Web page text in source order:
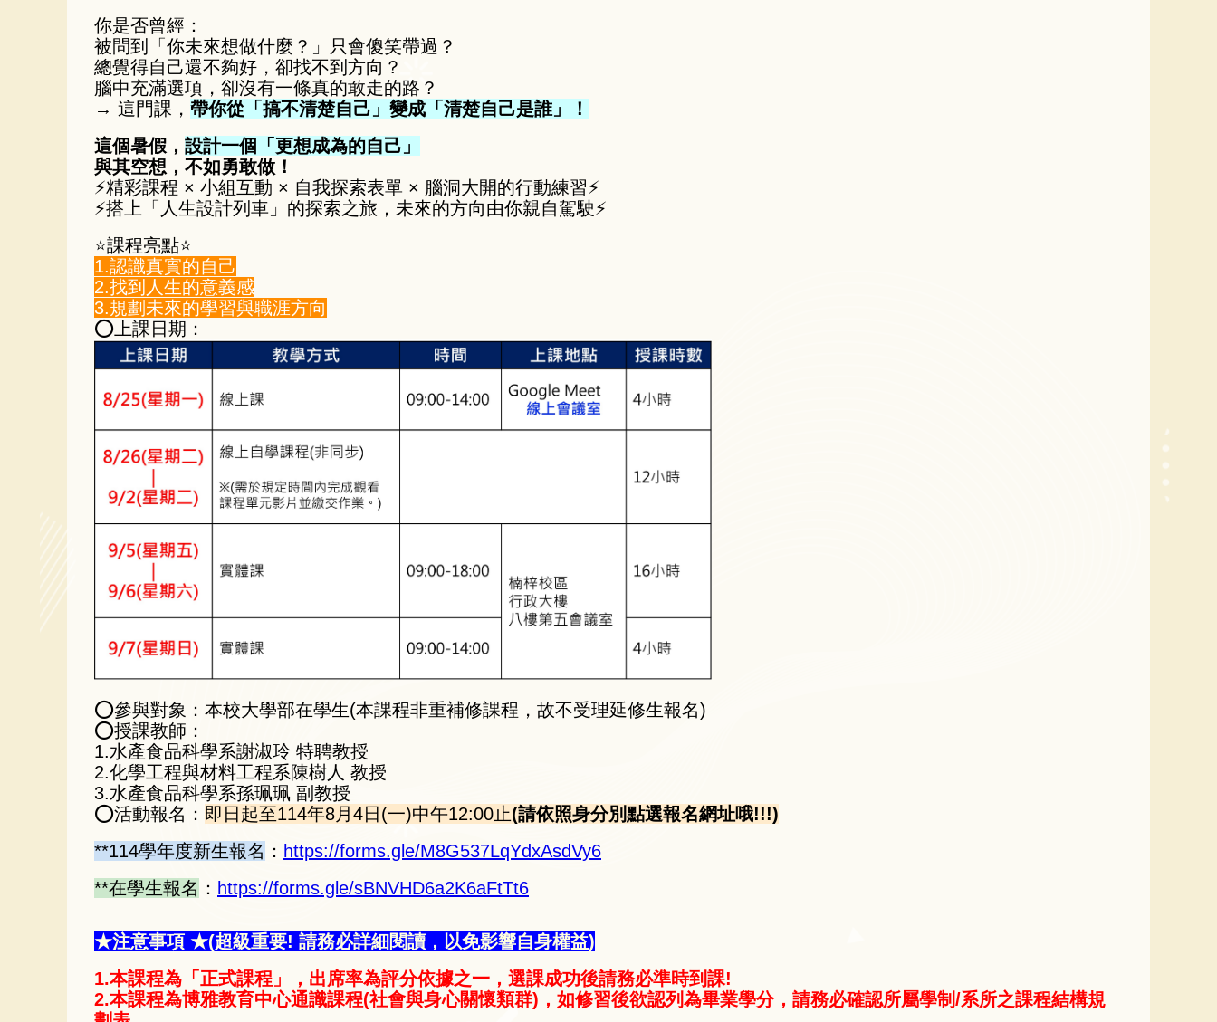
你是否曾經：
被問到「你未來想做什麼？」只會傻笑帶過？
總覺得自己還不夠好，卻找不到方向？
腦中充滿選項，卻沒有一條真的敢走的路？
→ 這門課， 帶你從「搞不清楚自己」變成「清楚自己是誰」！
這個暑假， 設計一個「更想成為的自己」
與其空想，不如勇敢做！
⚡精彩課程 × 小組互動 × 自我探索表單 × 腦洞大開的行動練習⚡
⚡搭上「人生設計列車」的探索之旅，未來的方向由你親自駕駛⚡
⭐課程亮點⭐
1.認識真實的自己
2.找到人生的意義感
3.規劃未來的學習與職涯方向
⭕上課日期：
⭕參與對象：本校大學部在學生(本課程非重補修課程，故不受理延修生報名)
⭕授課教師：
1.水產食品科學系謝淑玲 特聘教授
2.化學工程與材料工程系陳樹人 教授
3.水產食品科學系孫珮珮 副教授
⭕活動報名： 即日起至114年8月4日(一)中午12:00止(請依照身分別點選報名網址哦!!!)
**114學年度新生報名 ： https://forms.gle/M8G537LqYdxAsdVy6
**在學生報名 ： https://forms.gle/sBNVHD6a2K6aFtTt6
★注意事項 ★(超級重要! 請務必詳細閱讀，以免影響自身權益)
1.本課程為「正式課程」，出席率為評分依據之一，選課成功後請務必準時到課!
2.本課程為博雅教育中心通識課程(社會與身心關懷類群)，如修習後欲認列為畢業學分，請務必確認所屬學制/系所之課程結構規